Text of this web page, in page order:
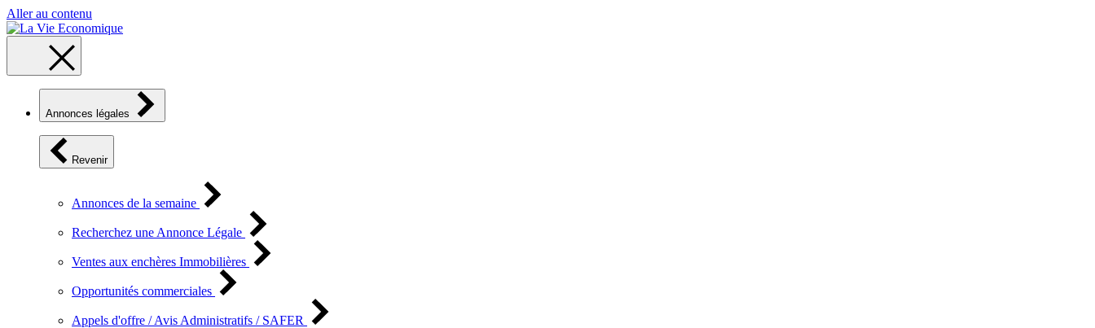
Aller au contenu
Annonces légales
Revenir
Annonces de la semaine
Recherchez une Annonce Légale
Ventes aux enchères Immobilières
Opportunités commerciales
Appels d'offre / Avis Administratifs / SAFER